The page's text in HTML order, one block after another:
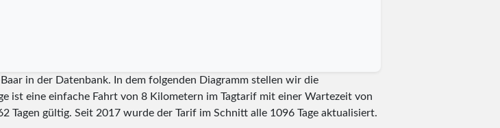
in der Datenbank. In dem folgenden Diagramm stellen wir die
ist eine einfache Fahrt von 8 Kilometern im Tagtarif mit einer Wartezeit von
Tagen gültig. Seit 2017wurde der Tarif im Schnitt alle 1096Tage aktualisiert.